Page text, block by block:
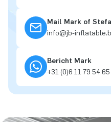
Mail Mark of
info@jb-
Bericht Mark
+31 (0)6 11 79 54 65